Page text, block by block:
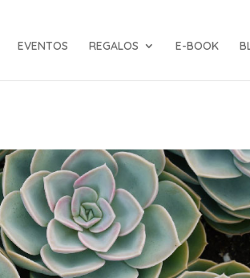
EVENTOS REGALOS E-BOOK